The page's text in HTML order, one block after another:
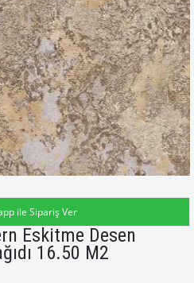
ile Sipariş Ver
Eskitme Desen
16.50 M2